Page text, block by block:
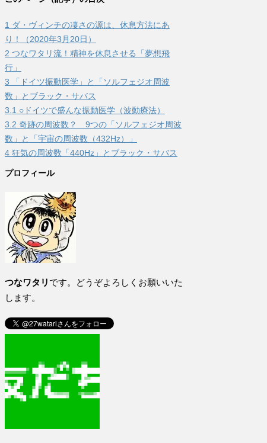
1 ダ・ヴィンチの凄さの源は、休息方法にあ
り！（2020年3月20日）
2 つなワタリ流！精神を休息させる「夢想飛
行」
3 「ドイツ振動医学」と「ソルフェジオ周波
数」とブラック・サバス
3.1 ○ドイツで盛んな振動医学（波動療法）
3.2 奇跡の周波数？ 9つの「ソルフェジオ周波
数」と「宇宙の周波数（432Hz）」
4 狂気の周波数「440Hz」とブラック・サバス
プロフィール
つなワタリ です。どうぞよろしくお願いいた
します。